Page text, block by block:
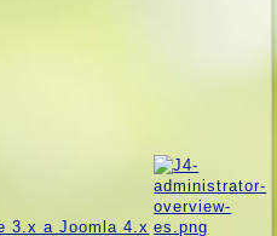
3.x a Joomla 4.x